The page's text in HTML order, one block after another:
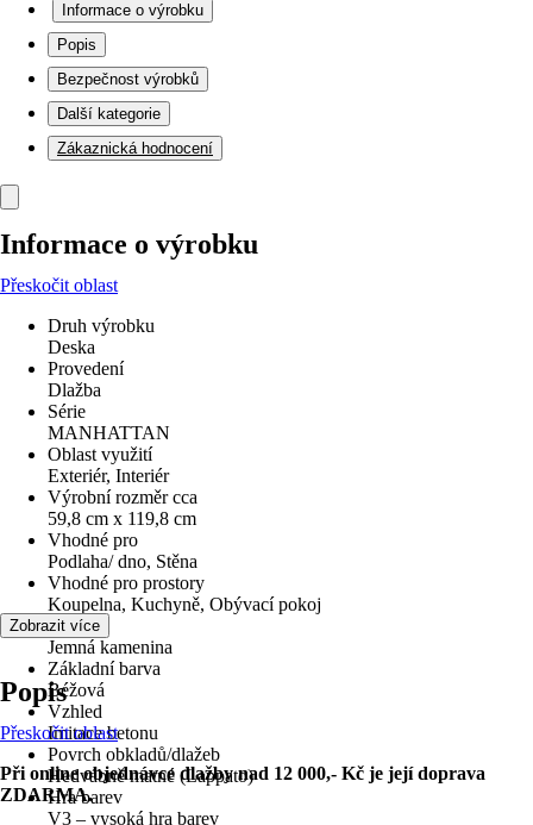
Informace o výrobku
Popis
Bezpečnost výrobků
Další kategorie
Zákaznická hodnocení
Informace o výrobku
Přeskočit oblast
Druh výrobku
Deska
Provedení
Dlažba
Série
MANHATTAN
Oblast využití
Exteriér, Interiér
Výrobní rozměr cca
59,8 cm x 119,8 cm
Vhodné pro
Podlaha/ dno, Stěna
Vhodné pro prostory
Koupelna, Kuchyně, Obývací pokoj
Materiál
Jemná kamenina
Základní barva
Béžová
Vzhled
Imitace betonu
Povrch obkladů/dlažeb
Hedvábně matné (Lappato)
Hra barev
V3 – vysoká hra barev
Zobrazit více
Popis
Přeskočit oblast
Při online objednávce dlažby nad 12 000,- Kč je její doprava
ZDARMA.